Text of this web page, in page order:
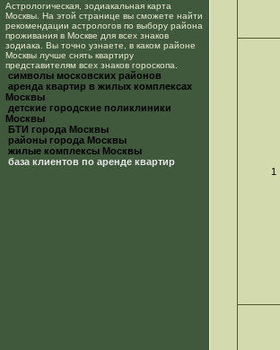
Астрологическая, зодиакальная карта
Москвы. На этой странице вы сможете найти
рекомендации астрологов по выбору района
проживания в Москве для всех знаков
зодиака. Вы точно узнаете, в каком районе
Москвы лучше снять квартиру
представителям всех знаков гороскопа.
cимволы московских районов
аренда квартир в жилых комплексах
Москвы
детские городские поликлиники
Москвы
БТИ города Москвы
районы города Москвы
жилые комплексы Москвы
база клиентов по аренде квартир
1